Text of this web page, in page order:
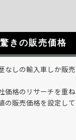
きの販売価格
なしの輸入車しか販売
価格のリサーチを重ね
の販売価格を設定して